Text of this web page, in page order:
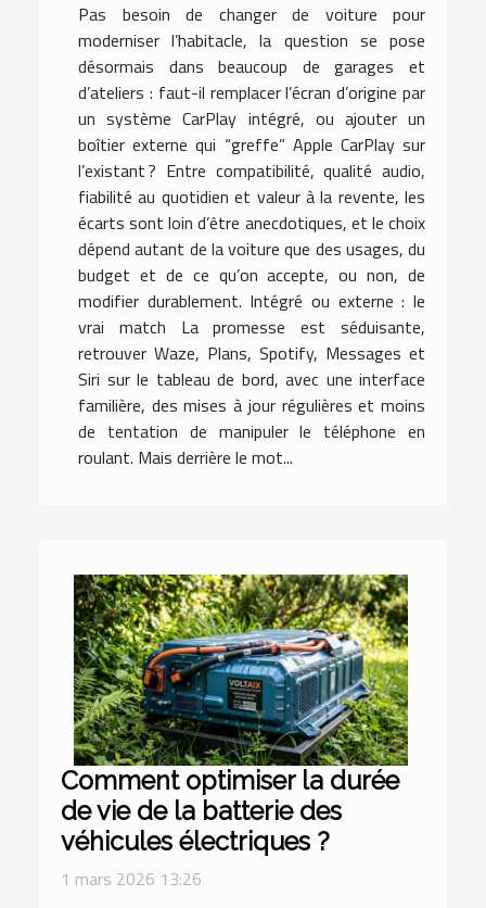
Pas besoin de changer de voiture pour
moderniser l’habitacle, la question se pose
désormais dans beaucoup de garages et
d’ateliers : faut-il remplacer l’écran d’origine par
un système CarPlay intégré, ou ajouter un
boîtier externe qui “greffe” Apple CarPlay sur
l’existant ? Entre compatibilité, qualité audio,
fiabilité au quotidien et valeur à la revente, les
écarts sont loin d’être anecdotiques, et le choix
dépend autant de la voiture que des usages, du
budget et de ce qu’on accepte, ou non, de
modifier durablement. Intégré ou externe : le
vrai match La promesse est séduisante,
retrouver Waze, Plans, Spotify, Messages et
Siri sur le tableau de bord, avec une interface
familière, des mises à jour régulières et moins
de tentation de manipuler le téléphone en
roulant. Mais derrière le mot...
Comment optimiser la durée
de vie de la batterie des
véhicules électriques ?
1 mars 2026 13:26